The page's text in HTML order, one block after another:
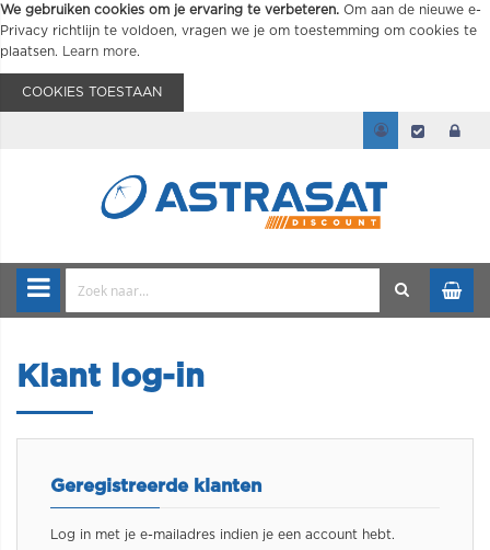
We gebruiken cookies om je ervaring te verbeteren. Om aan de nieuwe e-
Privacy richtlijn te voldoen, vragen we je om toestemming om cookies te
plaatsen.
Learn more.
COOKIES TOESTAAN
Klant log-in
Geregistreerde klanten
Log in met je e-mailadres indien je een account hebt.